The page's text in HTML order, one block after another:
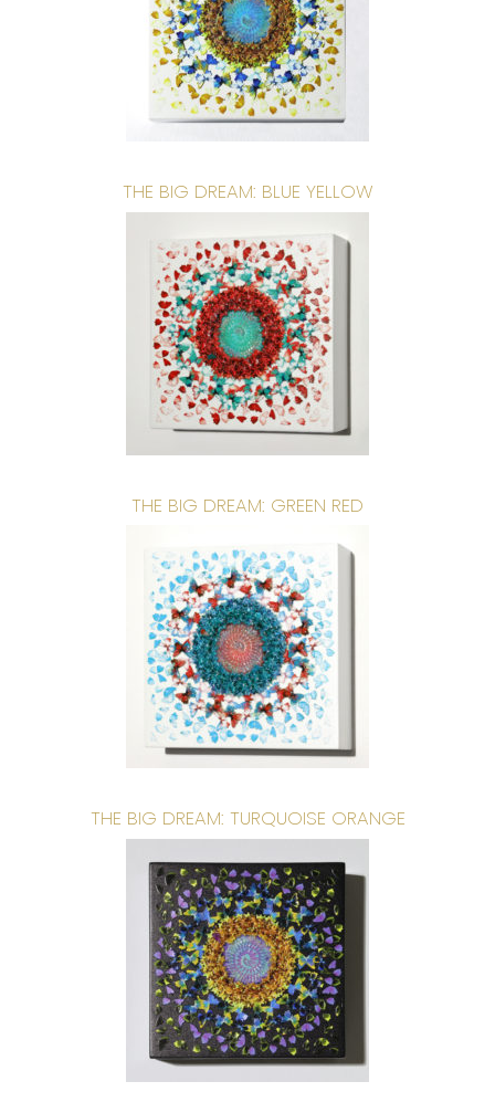
THE BIG DREAM: BLUE YELLOW
THE BIG DREAM: GREEN RED
THE BIG DREAM: TURQUOISE ORANGE